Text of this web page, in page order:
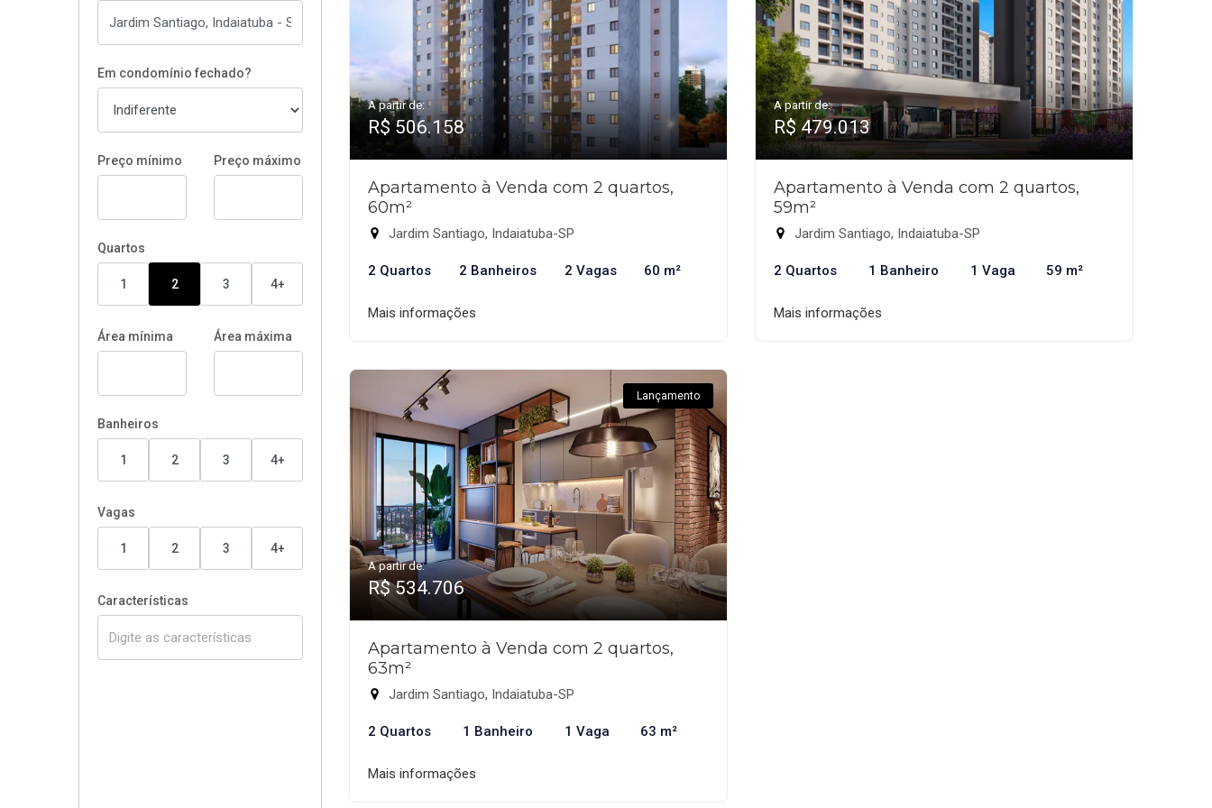
Em condomínio fechado?
Preço mínimo Preço máximo
Quartos
1 2 3 4+
Área mínima Área máxima
Banheiros
1 2 3 4+
Vagas
1 2 3 4+
Características
A partir de:
R$ 506.158
Apartamento à Venda com 2 quartos,
60m²
Jardim Santiago, Indaiatuba-SP
2 Quartos 2 Banheiros 2 Vagas 60 m²
Mais informações
A partir de:
R$ 479.013
Apartamento à Venda com 2 quartos,
59m²
Jardim Santiago, Indaiatuba-SP
2 Quartos 1 Banheiro 1 Vaga 59 m²
Mais informações
Lançamento
A partir de:
R$ 534.706
Apartamento à Venda com 2 quartos,
63m²
Jardim Santiago, Indaiatuba-SP
2 Quartos 1 Banheiro 1 Vaga 63 m²
Mais informações